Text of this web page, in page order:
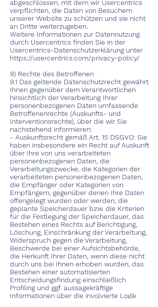
abgeschlossen, mit dem wir Usercentrics
verpflichten, die Daten von Besuchern
unserer Website zu schützen und sie nicht
an Dritte weiterzugeben.
Weitere Informationen zur Datennutzung
durch Usercentrics finden Sie in der
Usercentrics-Datenschutzerklärung unter
https://usercentrics.com/privacy-policy/
9) Rechte des Betroffenen
9.1 Das geltende Datenschutzrecht gewährt
Ihnen gegenüber dem Verantwortlichen
hinsichtlich der Verarbeitung Ihrer
personenbezogenen Daten umfassende
Betroffenenrechte (Auskunfts- und
Interventionsrechte), über die wir Sie
nachstehend informieren:
- Auskunftsrecht gemäß Art. 15 DSGVO: Sie
haben insbesondere ein Recht auf Auskunft
über Ihre von uns verarbeiteten
personenbezogenen Daten, die
Verarbeitungszwecke, die Kategorien der
verarbeiteten personenbezogenen Daten,
die Empfänger oder Kategorien von
Empfängern, gegenüber denen Ihre Daten
offengelegt wurden oder werden, die
geplante Speicherdauer bzw. die Kriterien
für die Festlegung der Speicherdauer, das
Bestehen eines Rechts auf Berichtigung,
Löschung, Einschränkung der Verarbeitung,
Widerspruch gegen die Verarbeitung,
Beschwerde bei einer Aufsichtsbehörde,
die Herkunft Ihrer Daten, wenn diese nicht
durch uns bei Ihnen erhoben wurden, das
Bestehen einer automatisierten
Entscheidungsfindung einschließlich
Profiling und ggf. aussagekräftige
Informationen über die involvierte Logik